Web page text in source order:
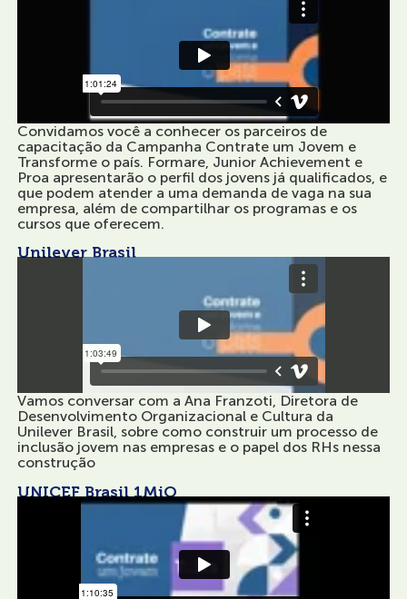
Convidamos você a conhecer os parceiros de
capacitação da Campanha Contrate um Jovem e
Transforme o país. Formare, Junior Achievement e
Proa apresentarão o perfil dos jovens já qualificados, e
que podem atender a uma demanda de vaga na sua
empresa, além de compartilhar os programas e os
cursos que oferecem.
Unilever Brasil
Vamos conversar com a Ana Franzoti, Diretora de
Desenvolvimento Organizacional e Cultura da
Unilever Brasil, sobre como construir um processo de
inclusão jovem nas empresas e o papel dos RHs nessa
construção
UNICEF Brasil 1MiO